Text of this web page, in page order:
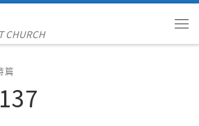
CHURCH
篇